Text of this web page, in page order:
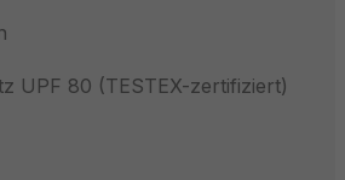
UPF 80 (TESTEX-zertifiziert)